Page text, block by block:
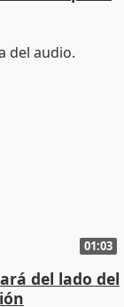
01:03
del lado del